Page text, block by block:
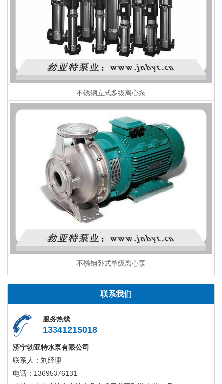
不锈钢立式多级离心泵
不锈钢卧式单级离心泵
联系我们
服务热线
13341215018
济宁勃亚特水泵有限公司
联系人：刘经理
电话：13695376131